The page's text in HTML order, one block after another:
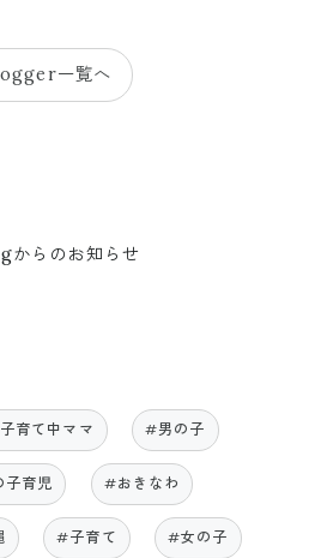
一覧へ
らのお知らせ
育て中ママ #男の子
育児 #おきなわ
#子育て #女の子